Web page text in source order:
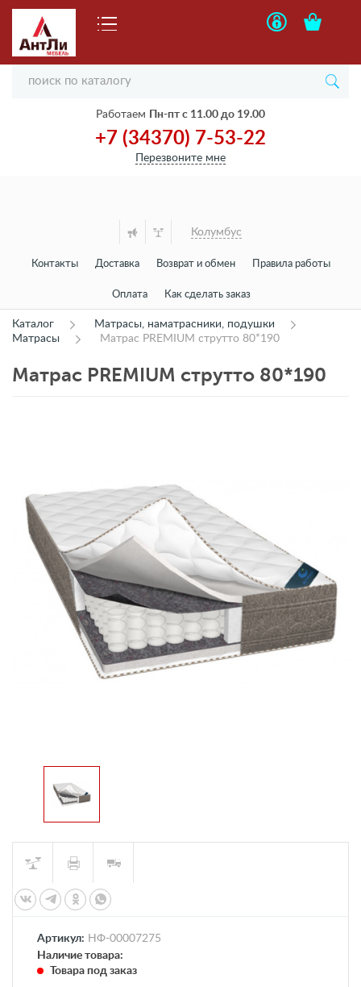
Работаем Пн-пт с 11.00 до 19.00
+7 (34370) 7-53-22
Перезвоните мне
Колумбус
Контакты Доставка Возврат и обмен Правила работы
Оплата Как сделать заказ
Каталог
Матрасы, наматрасники, подушки
Матрасы
Матрас PREMIUM струтто 80*190
Матрас PREMIUM струтто 80*190
Артикул: НФ-00007275
Наличие товара:
Товара под заказ